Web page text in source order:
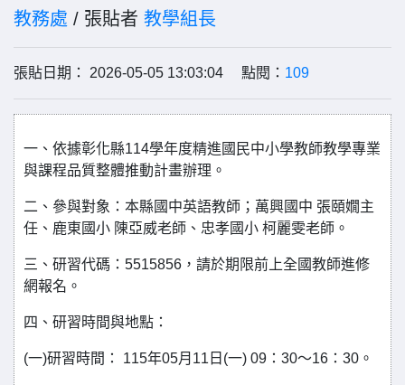
教務處 / 張貼者 教學組長
張貼日期： 2026-05-05 13:03:04 點閱： 109
一、依據彰化縣114學年度精進國民中小學教師教學專業
與課程品質整體推動計畫辦理。
二、參與對象：本縣國中英語教師；萬興國中 張頤嫺主
任、鹿東國小 陳亞威老師、忠孝國小 柯麗雯老師。
三、研習代碼：5515856，請於期限前上全國教師進修
網報名。
四、研習時間與地點：
(一)研習時間： 115年05月11日(一) 09：30～16：30。